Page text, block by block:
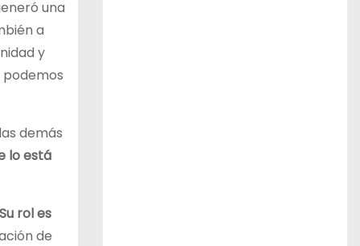
una
a
y
demás
lo está
Su rol es
de